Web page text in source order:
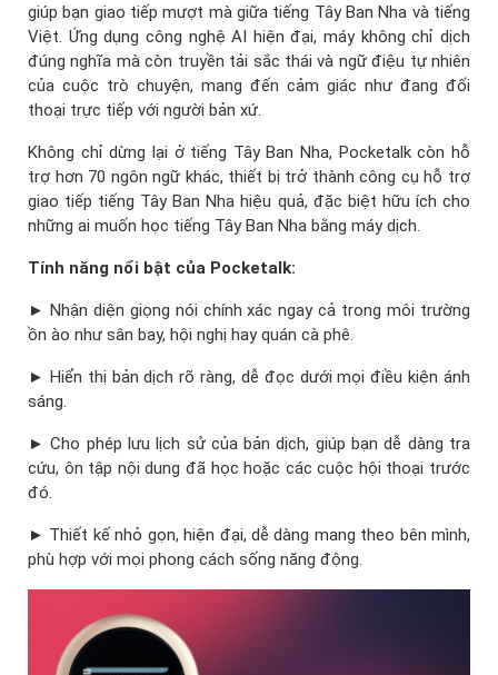
giúp bạn giao tiếp mượt mà giữa tiếng Tây Ban Nha và tiếng
Việt. Ứng dụng công nghệ AI hiện đại, máy không chỉ dịch
đúng nghĩa mà còn truyền tải sắc thái và ngữ điệu tự nhiên
của cuộc trò chuyện, mang đến cảm giác như đang đối
thoại trực tiếp với người bản xứ.
Không chỉ dừng lại ở tiếng Tây Ban Nha, Pocketalk còn hỗ
trợ hơn 70 ngôn ngữ khác, thiết bị trở thành công cụ hỗ trợ
giao tiếp tiếng Tây Ban Nha hiệu quả, đặc biệt hữu ích cho
những ai muốn học tiếng Tây Ban Nha bằng máy dịch.
Tính năng nổi bật của Pocketalk:
► Nhận diện giọng nói chính xác ngay cả trong môi trường
ồn ào như sân bay, hội nghị hay quán cà phê.
► Hiển thị bản dịch rõ ràng, dễ đọc dưới mọi điều kiện ánh
sáng.
► Cho phép lưu lịch sử của bản dịch, giúp bạn dễ dàng tra
cứu, ôn tập nội dung đã học hoặc các cuộc hội thoại trước
đó.
► Thiết kế nhỏ gọn, hiện đại, dễ dàng mang theo bên mình,
phù hợp với mọi phong cách sống năng động.